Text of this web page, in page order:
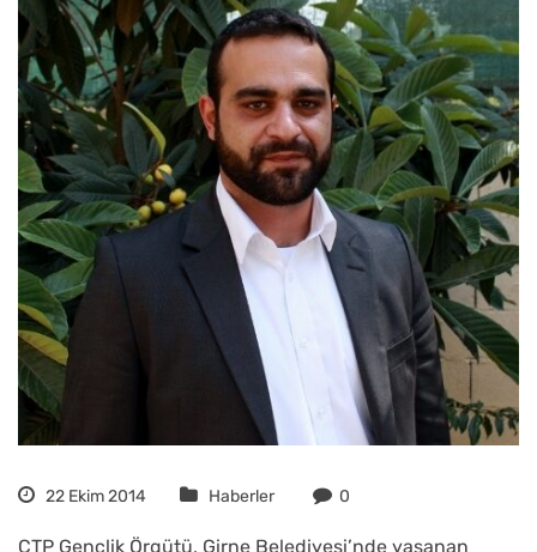
22 Ekim 2014 Haberler 0
CTP Gençlik Örgütü, Girne Belediyesi’nde yaşanan